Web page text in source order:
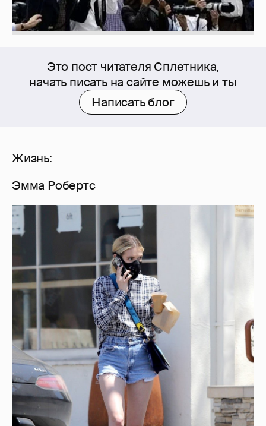
Это пост читателя Сплетника,
начать писать на сайте можешь и ты
Написать блог
Жизнь:
Эмма Робертс